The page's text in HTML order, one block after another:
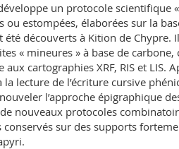
un protocole scientifique
estompées, élaborées sur la
découverts à Kition de Chypre.
« mineures » à base de
cartographies XRF, RIS et LIS.
lecture de l’écriture cursive
l’approche épigraphique
nouveaux protocoles
sur des supports